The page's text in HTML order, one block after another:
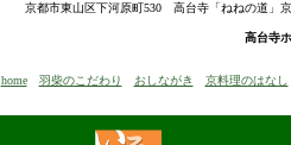
8/18
5/26
京都市東山区下河原町530 高台寺「ねねの道」
高台寺
home 羽柴のこだわり おしながき 京料理のはなし